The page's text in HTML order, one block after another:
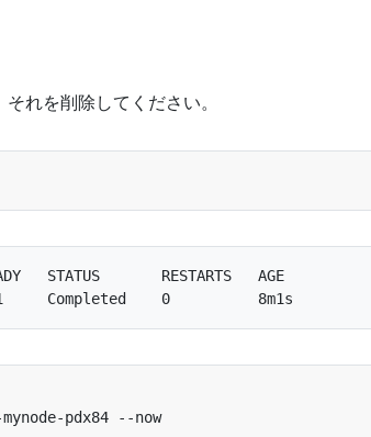
れを削除してください。
RESTARTS   AGE